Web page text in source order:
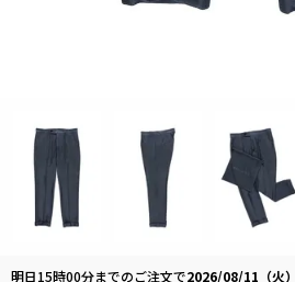
明日15時00分までのご注文で2026/08/11（火）